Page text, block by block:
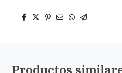
Productos